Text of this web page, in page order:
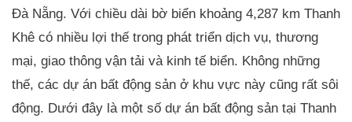
Đà Nẵng. Với chiều dài bờ biển khoảng 4,287 km Thanh
Khê có nhiều lợi thế trong phát triển dịch vụ, thương
mại, giao thông vận tải và kinh tế biển. Không những
thế, các dự án bất động sản ở khu vực này cũng rất sôi
động. Dưới đây là một số dự án bất động sản tại Thanh